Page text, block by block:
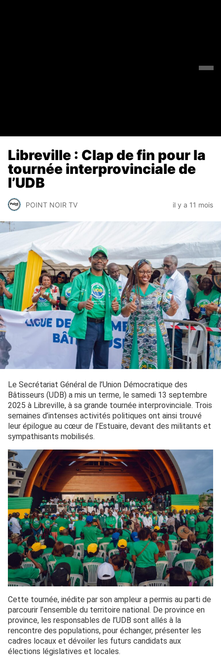
Libreville : Clap de fin pour la
tournée interprovinciale de
l’UDB
POINT NOIR TV il y a 11 mois
Le Secrétariat Général de l’Union Démocratique des
Bâtisseurs (UDB) a mis un terme, le samedi 13 septembre
2025 à Libreville, à sa grande tournée interprovinciale. Trois
semaines d’intenses activités politiques ont ainsi trouvé
leur épilogue au cœur de l’Estuaire, devant des militants et
sympathisants mobilisés.
Cette tournée, inédite par son ampleur a permis au parti de
parcourir l’ensemble du territoire national. De province en
province, les responsables de l’UDB sont allés à la
rencontre des populations, pour échanger, présenter les
cadres locaux et dévoiler les futurs candidats aux
élections législatives et locales.